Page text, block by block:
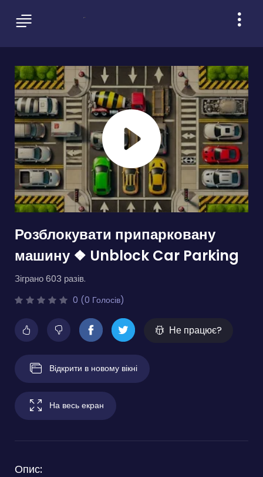
Розблокувати припарковану
машину ❖ Unblock Car Parking
Зіграно 603 разів.
0 (0 Голосів)
Не працює?
Відкрити в новому вікні
На весь екран
Опис: